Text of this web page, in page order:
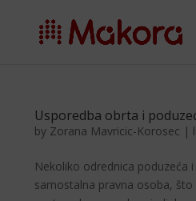
Usporedba obrta i
by Zorana Mavricic-Korosec |
Nekoliko odrednica poduzeća
samostalna pravna osoba,